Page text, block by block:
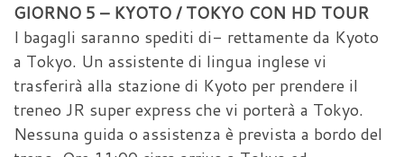
GIORNO 5 – KYOTO / TOKYO CON HD TOUR
I bagagli saranno spediti di- rettamente da Kyoto
a Tokyo. Un assistente di lingua inglese vi
trasferirà alla stazione di Kyoto per prendere il
treneo JR super express che vi porterà a Tokyo.
Nessuna guida o assistenza è prevista a bordo del